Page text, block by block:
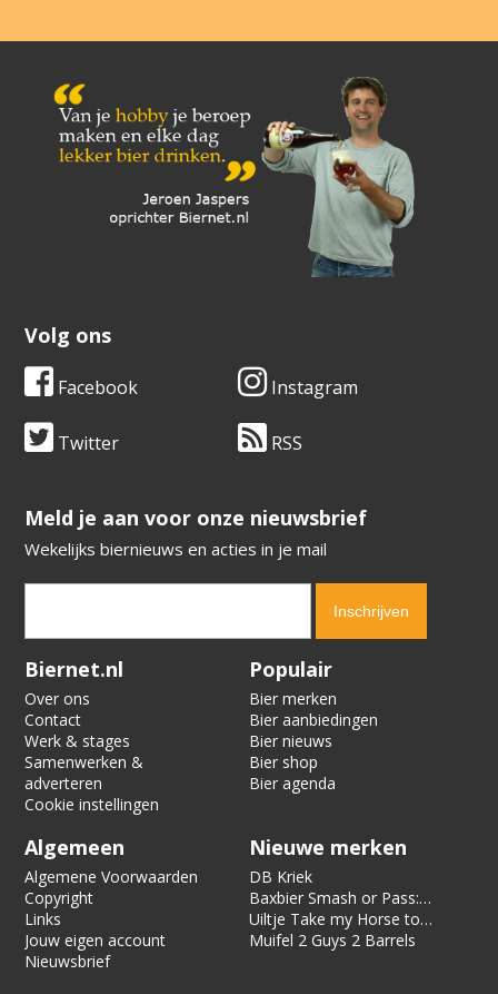
Volg ons
Facebook Instagram
Twitter RSS
​​​​​​​Meld je aan voor onze nieuwsbrief
Wekelijks biernieuws en acties in je mail
Verification code:
Biernet.nl
Over ons
Contact
Werk & stages
Samenwerken &
adverteren
Cookie instellingen
Populair
Bier merken
Bier aanbiedingen
Bier nieuws
Bier shop
Bier agenda
Algemeen
Algemene Voorwaarden
Copyright
Links
Jouw eigen account
Nieuwsbrief
Nieuwe merken
DB Kriek
Baxbier Smash or Pass:
Strata
Uiltje Take my Horse to
the Hotel Room
Muifel 2 Guys 2 Barrels